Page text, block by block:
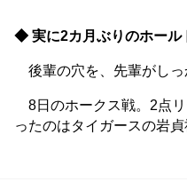
◆ 実に2カ月ぶりのホール
後輩の穴を、先輩がしっ
8日のホークス戦。2点
ったのはタイガースの岩貞